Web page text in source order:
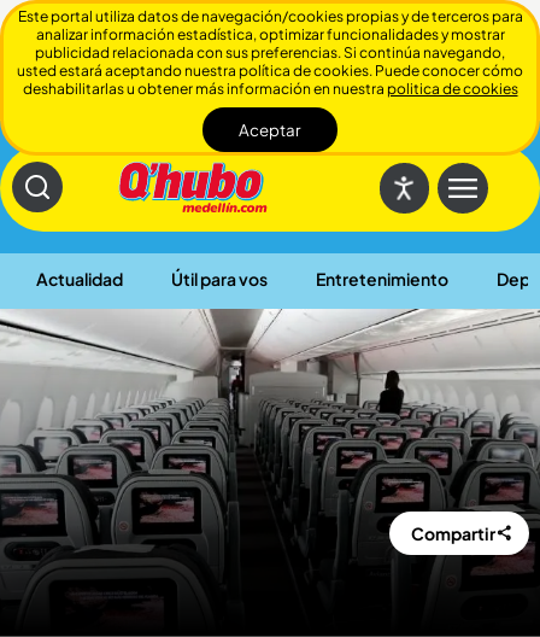
Actualidad Útil para vos Entretenimiento
Cerrar
Compartir
Este portal utiliza datos de navegación/cookies propias y de terceros para
analizar información estadística, optimizar funcionalidades y mostrar
publicidad relacionada con sus preferencias. Si continúa navegando,
usted estará aceptando nuestra política de cookies. Puede conocer cómo
deshabilitarlas u obtener más información en nuestra politica de cookies
Aceptar